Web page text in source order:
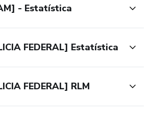
- Estatística
FEDERAL] Estatística
FEDERAL] RLM